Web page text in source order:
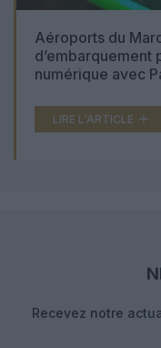
Aéroports du
d’embarquement
numérique avec
LIRE L'ARTICLE
Recevez notre